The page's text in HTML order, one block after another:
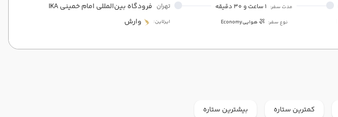
مدت سفر: 1 ساعت و 30 دقیقه
نوع سفر: هواییEconomy
تهران فرودگاه بین‌المللی امام خمینی IKA
ایرلاین: وارش
کمترین ستاره بیشترین ستاره